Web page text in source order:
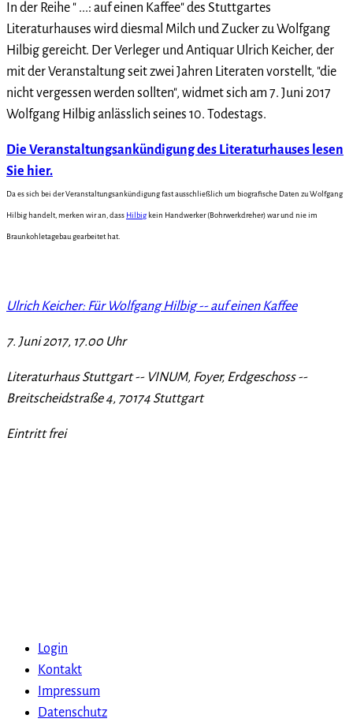
In der Reihe " ...: auf einen Kaffee" des Stuttgartes
Literaturhauses wird diesmal Milch und Zucker zu Wolfgang
Hilbig gereicht. Der Verleger und Antiquar Ulrich Keicher, der
mit der Veranstaltung seit zwei Jahren Literaten vorstellt, "die
nicht vergessen werden sollten", widmet sich am 7. Juni 2017
Wolfgang Hilbig anlässlich seines 10. Todestags.
Die Veranstaltungsankündigung des Literaturhauses lesen
Sie hier.
Da es sich bei der Veranstaltungsankündigung fast ausschließlich um biografische Daten zu Wolfgang
Hilbig handelt, merken wir an, dass Hilbig kein Handwerker (Bohrwerkdreher) war und nie im
Braunkohletagebau gearbeitet hat.
Ulrich Keicher: Für Wolfgang Hilbig -- auf einen Kaffee
7. Juni 2017, 17.00 Uhr
Literaturhaus Stuttgart -- VINUM, Foyer, Erdgeschoss --
Breitscheidstraße 4, 70174 Stuttgart
Eintritt frei
Login
Kontakt
Impressum
Datenschutz